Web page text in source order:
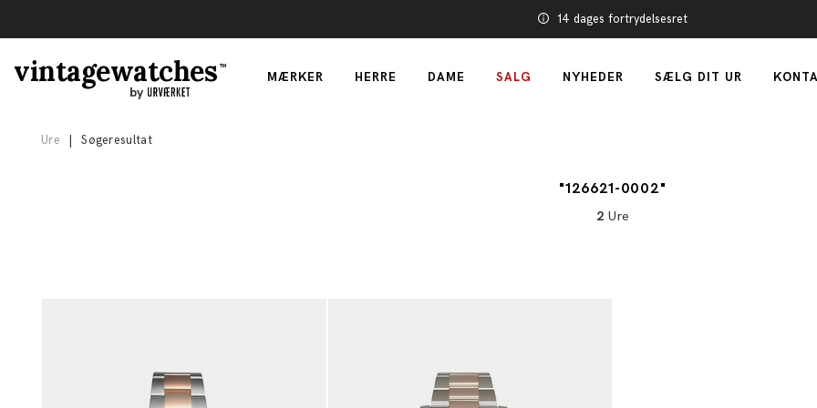
14 dages fortrydelsesret
vintagewatches TM
by
MÆRKER HERRE DAME SALG NYHEDER SÆLG DIT UR
Ure Søgeresultat
"126621-0002"
2 Ure